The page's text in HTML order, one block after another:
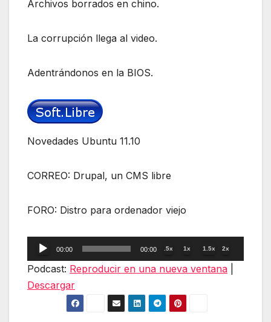
Archivos borrados en chino.
La corrupción llega al video.
Adentrándonos en la BIOS.
Novedades Ubuntu 11.10
CORREO: Drupal, un CMS libre
FORO: Distro para ordenador viejo
Reproductor
de
00:00 00:00 .5x 1x 1.5x 2x
Podcast: Reproducir en una nueva ventana
Descargar